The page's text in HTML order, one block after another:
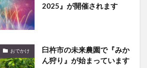
2025』が開催されます
おでかけ
臼杵市の未来農園で『みか
ん狩り』が始まっています